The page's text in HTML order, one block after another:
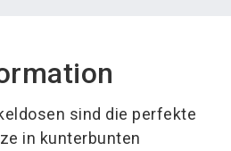
sind die perfekte
in kunterbunten